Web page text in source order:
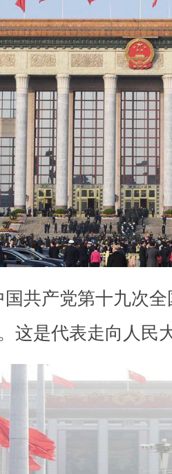
国共产党第十九次
这是代表走向人民